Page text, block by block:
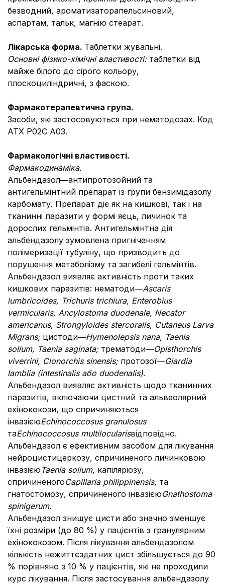
безводний, ароматизаторапельсиновий,
аспартам, тальк, магнію стеарат.
Лiкарська форма. Таблетки жувальні.
Основні фізико-хімічні властивості: таблетки від
майже білого до сірого кольору,
плоскоциліндричні, з фаскою.
Фармакотерапевтична група.
Засоби, які застосовуються при нематодозах. Код
ATХ Р02С А03.
Фармакологічні властивості.
Фармакодинаміка.
Альбендазол―антипротозойний та
антигельмінтний препарат із групи бензимідазолу
карбомату. Препарат діє як на кишкові, так і на
тканинні паразити у формі яєць, личинок та
дорослих гельмінтів. Антигельмінтна дія
альбендазолу зумовлена пригніченням
полімеризації тубуліну, що призводить до
порушення метаболізму та загибелі гельмінтів.
Альбендазол виявляє активність проти таких
кишкових паразитів: нематоди―Ascaris
lumbricoides, Trichuris trichiura, Enterobius
vermicularis, Ancylostoma duodenale, Necator
americanus, Strongyloides stercoralis, Cutaneus Larva
Migrans; цистоди―Hymenolepsis nana, Taenia
solium, Taenia saginata; трематоди―Opisthorchis
viverrini, Clonorchis sinensis; протозої―Giardia
lamblia (intestinalis або duodenalis).
Альбендазол виявляє активність щодо тканинних
паразитів, включаючи цистний та альвеолярний
ехінококози, що спричиняються
інвазієюEchinococcosus granulosus
таEchinococcosus multilocularisвідповідно.
Альбендазол є ефективним засобом для лікування
нейроцистицеркозу, спричиненого личинковою
інвазією Taenia solium, капіляріозу,
спричиненогоCapillaria philippinensis, та
гнатостомозу, спричиненого інвазієюGnathostoma
spinigerum.
Альбендазол знищує цисти або значно зменшує
їхні розміри (до 80 %) у пацієнтів з гранулярним
ехінококозом. Після лікування альбендазолом
кількість нежиттєздатних цист збільшується до 90
% порівняно з 10 % у пацієнтів, які не проходили
курс лікування. Після застосування альбендазолу